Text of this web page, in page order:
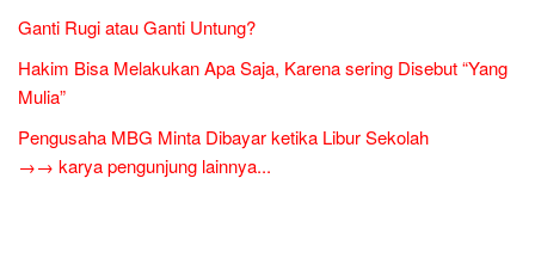
Ganti Rugi atau Ganti Untung?
Hakim Bisa Melakukan Apa Saja, Karena sering Disebut “Yang
Mulia”
Pengusaha MBG Minta Dibayar ketika Libur Sekolah
→→ karya pengunjung lainnya...